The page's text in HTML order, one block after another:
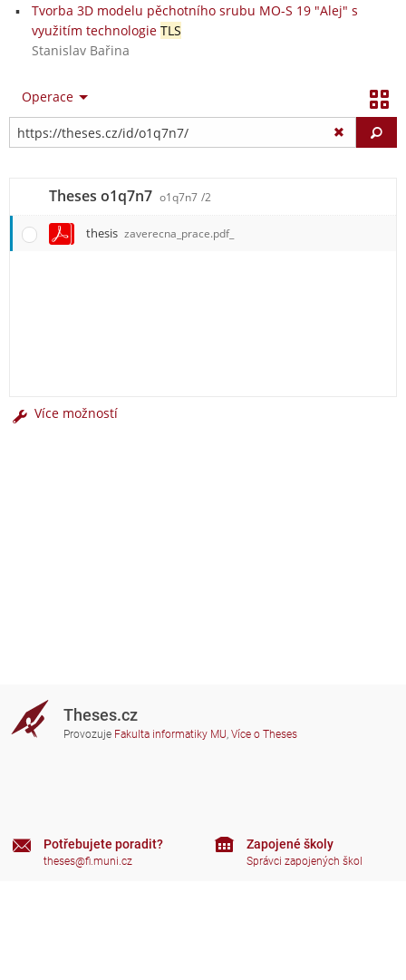
Tvorba 3D modelu pěchotního srubu MO-S 19 "Alej" s
využitím technologie TLS
Stanislav Bařina
Operace
Theses o1q7n7 o1q7n7 /2
thesis zaverecna_prace.pdf_
Více možností
Theses.cz
Provozuje Fakulta informatiky MU, Více o Theses
Potřebujete poradit?
theses@fi.muni.cz
Zapojené školy
Správci zapojených škol